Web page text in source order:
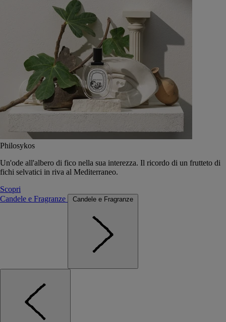
Philosykos
Un'ode all'albero di fico nella sua interezza. Il ricordo di un frutteto di
fichi selvatici in riva al Mediterraneo.
Scopri
Candele e Fragranze
Candele e Fragranze